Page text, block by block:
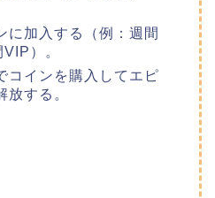
に加入する（例：週間
）。
コインを購入してエピ
放する。